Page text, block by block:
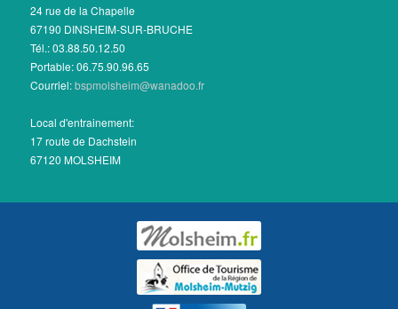
24 rue de la Chapelle
67190 DINSHEIM-SUR-BRUCHE
Tél.: 03.88.50.12.50
Portable: 06.75.90.96.65
Courriel:bspmolsheim@wanadoo.fr
Local d'entrainement:
17 route de Dachstein
67120 MOLSHEIM